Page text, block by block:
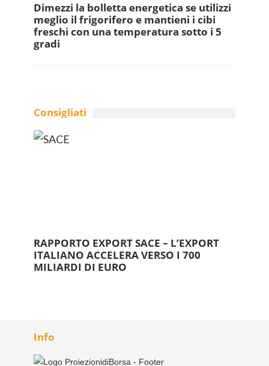
Dimezzi la bolletta energetica se utilizzi
meglio il frigorifero e mantieni i cibi
freschi con una temperatura sotto i 5
gradi
Consigliati
RAPPORTO EXPORT SACE – L’EXPORT
ITALIANO ACCELERA VERSO I 700
MILIARDI DI EURO
Info